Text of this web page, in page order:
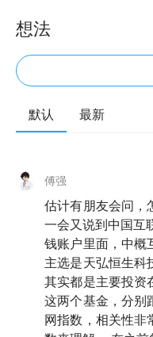
想法
默认 最新
傅强
估计有朋友会问，
一会又说到中国互
钱账户里面，中概
主选是天弘恒生科
其实都是主要投资
这两个基金，分别
网指数，相关性非